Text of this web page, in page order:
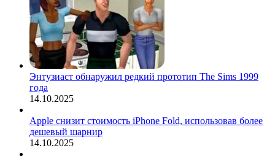
Энтузиаст обнаружил редкий прототип The Sims 1999
года
14.10.2025
Apple снизит стоимость iPhone Fold, использовав более
дешевый шарнир
14.10.2025